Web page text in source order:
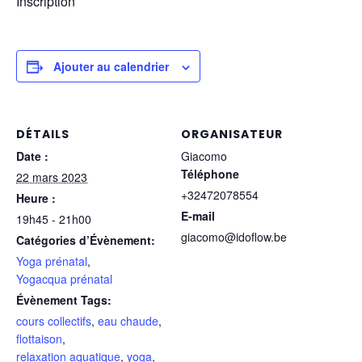
Ajouter au calendrier
DÉTAILS
Date :
22 mars 2023
Heure :
19h45 - 21h00
Catégories d’Évènement:
Yoga prénatal,
Yogacqua prénatal
Évènement Tags:
cours collectifs, eau chaude,
flottaison,
relaxation aquatique, yoga,
ORGANISATEUR
Giacomo
Téléphone
+32472078554
E-mail
giacomo@idoflow.be